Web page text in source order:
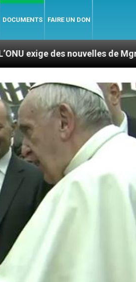
DOCUMENTS FAIRE UN DON
nouvelles de Mgr Mata